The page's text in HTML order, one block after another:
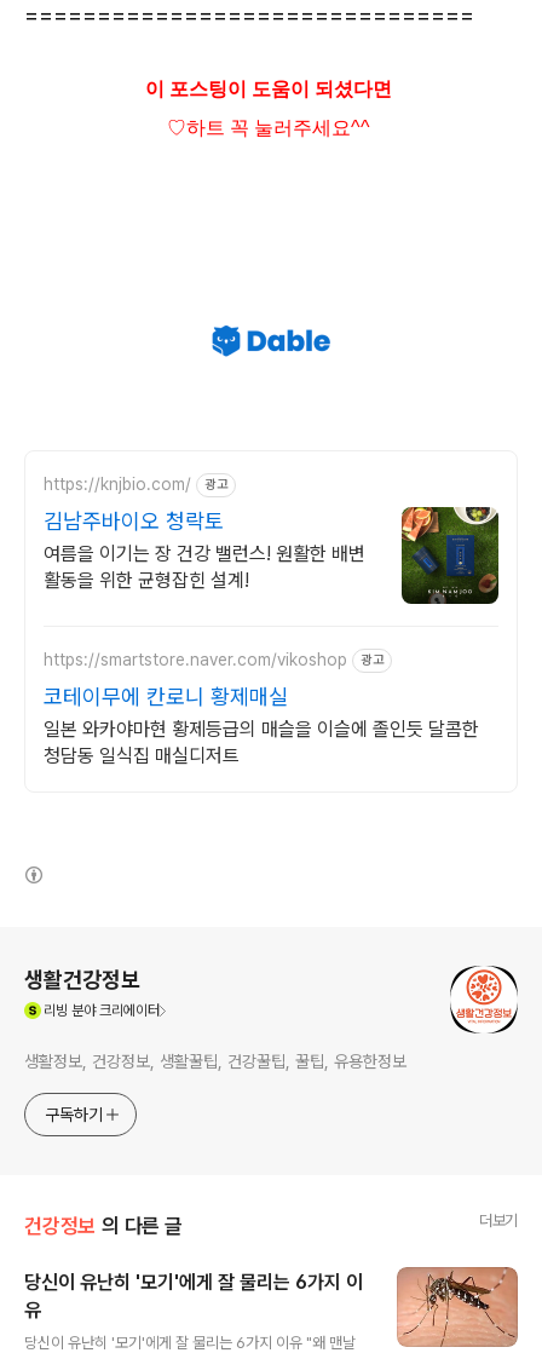
===============================
이 포스팅이 도움이 되셨다면
♡하트 꼭 눌러주세요^^
https://knjbio.com/ 광고
김남주바이오 청락토
여름을 이기는 장 건강 밸런스! 원활한 배변
활동을 위한 균형잡힌 설계!
https://smartstore.naver.com/vikoshop 광고
코테이무에 칸로니 황제매실
일본 와카야마현 황제등급의 매슬을 이슬에 졸인듯 달콤한
청담동 일식집 매실디저트
생활건강정보
리빙 분야 크리에이터
생활정보, 건강정보, 생활꿀팁, 건강꿀팁, 꿀팁, 유용한정보
구독하기
건강정보 의 다른 글 더보기
당신이 유난히 '모기'에게 잘 물리는 6가지 이
유
당신이 유난히 '모기'에게 잘 물리는 6가지 이유 "왜 맨날